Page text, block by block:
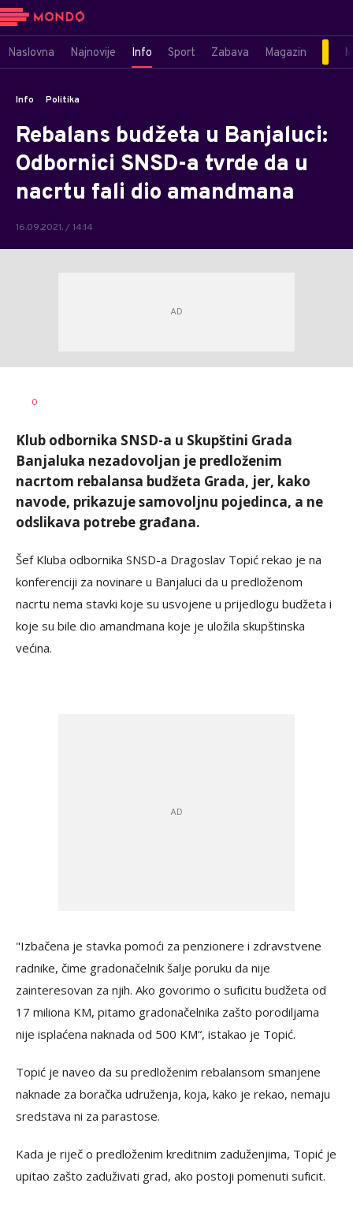
Naslovna Najnovije Info Sport Zabava Magazin
Info Politika
Rebalans budžeta u Banjaluci:
Odbornici SNSD-a tvrde da u
nacrtu fali dio amandmana
16.09.2021. / 14:14
AUTOR
0
Klub odbornika SNSD-a u Skupštini Grada
Banjaluka nezadovoljan je predloženim
nacrtom rebalansa budžeta Grada, jer, kako
navode, prikazuje samovoljnu pojedinca, a ne
odslikava potrebe građana.
Šef Kluba odbornika SNSD-a Dragoslav Topić rekao je na
konferenciji za novinare u Banjaluci da u predloženom
nacrtu nema stavki koje su usvojene u prijedlogu budžeta i
koje su bile dio amandmana koje je uložila skupštinska
većina.
"Izbačena je stavka pomoći za penzionere i zdravstvene
radnike, čime gradonačelnik šalje poruku da nije
zainteresovan za njih. Ako govorimo o suficitu budžeta od
17 miliona KM, pitamo gradonačelnika zašto porodiljama
nije isplaćena naknada od 500 KM“, istakao je Topić.
Topić je naveo da su predloženim rebalansom smanjene
naknade za boračka udruženja, koja, kako je rekao, nemaju
sredstava ni za parastose.
Kada je riječ o predloženim kreditnim zaduženjima, Topić je
upitao zašto zaduživati grad, ako postoji pomenuti suficit.